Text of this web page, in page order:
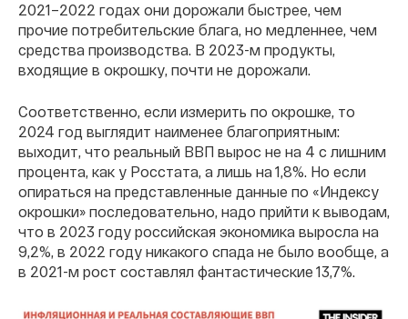
2021–2022 годах они дорожали быстрее, чем
прочие потребительские блага, но медленнее, чем
средства производства. В 2023-м продукты,
входящие в окрошку, почти не дорожали.
Соответственно, если измерить по окрошке, то
2024 год выглядит наименее благоприятным:
выходит, что реальный ВВП вырос не на 4 с лишним
процента, как у Росстата, а лишь на 1,8%. Но если
опираться на представленные данные по «Индексу
окрошки» последовательно, надо прийти к выводам,
что в 2023 году российская экономика выросла на
9,2%, в 2022 году никакого спада не было вообще, а
в 2021-м рост составлял фантастические 13,7%.